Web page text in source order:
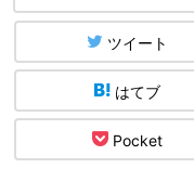
ツイート
はてブ
Pocket